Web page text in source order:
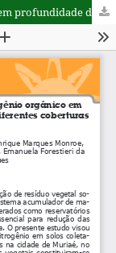
Estoque de carbono e nitrogênio orgânico em profundidade de solos sob diferentes coberturas vegetais